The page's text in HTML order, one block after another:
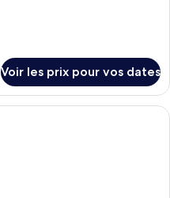
Voir les prix pour vos dates